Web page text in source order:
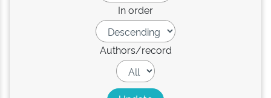
In order
Authors/record